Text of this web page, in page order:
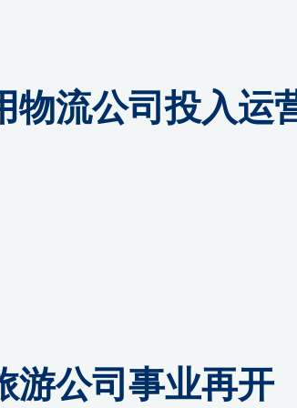
物流公司投入运
游公司事业再开